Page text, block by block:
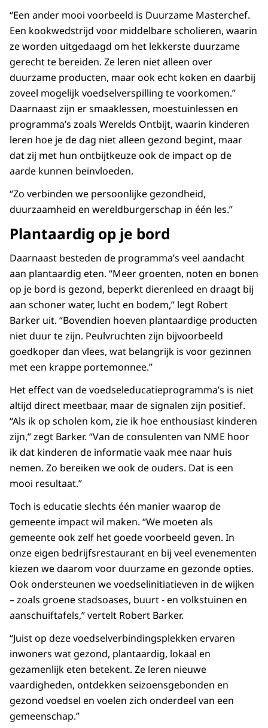
“Een ander mooi voorbeeld is Duurzame Masterchef.
Een kookwedstrijd voor middelbare scholieren, waarin
ze worden uitgedaagd om het lekkerste duurzame
gerecht te bereiden. Ze leren niet alleen over
duurzame producten, maar ook echt koken en daarbij
zoveel mogelijk voedselverspilling te voorkomen.”
Daarnaast zijn er smaaklessen, moestuinlessen en
programma’s zoals Werelds Ontbijt, waarin kinderen
leren hoe je de dag niet alleen gezond begint, maar
dat zij met hun ontbijtkeuze ook de impact op de
aarde kunnen beïnvloeden.
“Zo verbinden we persoonlijke gezondheid,
duurzaamheid en wereldburgerschap in één les.”
Plantaardig op je bord
Daarnaast besteden de programma’s veel aandacht
aan plantaardig eten. “Meer groenten, noten en bonen
op je bord is gezond, beperkt dierenleed en draagt bij
aan schoner water, lucht en bodem,” legt Robert
Barker uit. “Bovendien hoeven plantaardige producten
niet duur te zijn. Peulvruchten zijn bijvoorbeeld
goedkoper dan vlees, wat belangrijk is voor gezinnen
met een krappe portemonnee.”
Het effect van de voedseleducatieprogramma’s is niet
altijd direct meetbaar, maar de signalen zijn positief.
“Als ik op scholen kom, zie ik hoe enthousiast kinderen
zijn,” zegt Barker. “Van de consulenten van NME hoor
ik dat kinderen de informatie vaak mee naar huis
nemen. Zo bereiken we ook de ouders. Dat is een
mooi resultaat.”
Toch is educatie slechts één manier waarop de
gemeente impact wil maken. “We moeten als
gemeente ook zelf het goede voorbeeld geven. In
onze eigen bedrijfsrestaurant en bij veel evenementen
kiezen we daarom voor duurzame en gezonde opties.
Ook ondersteunen we voedselinitiatieven in de wijken
– zoals groene stadsoases, buurt - en volkstuinen en
aanschuiftafels,” vertelt Robert Barker.
“Juist op deze voedselverbindingsplekken ervaren
inwoners wat gezond, plantaardig, lokaal en
gezamenlijk eten betekent. Ze leren nieuwe
vaardigheden, ontdekken seizoensgebonden en
gezond voedsel en voelen zich onderdeel van een
gemeenschap.”